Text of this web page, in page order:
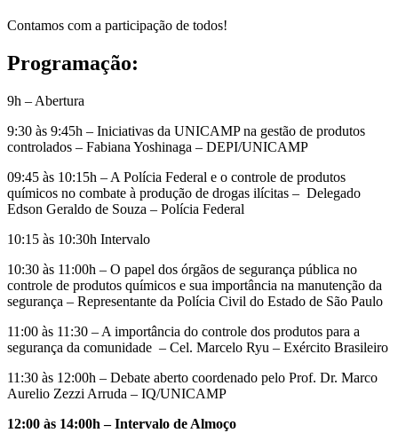
Contamos com a participação de todos!
Programação:
9h – Abertura
9:30 às 9:45h – Iniciativas da UNICAMP na gestão de produtos
controlados – Fabiana Yoshinaga – DEPI/UNICAMP
09:45 às 10:15h – A Polícia Federal e o controle de produtos
químicos no combate à produção de drogas ilícitas – Delegado
Edson Geraldo de Souza – Polícia Federal
10:15 às 10:30h Intervalo
10:30 às 11:00h – O papel dos órgãos de segurança pública no
controle de produtos químicos e sua importância na manutenção da
segurança – Representante da Polícia Civil do Estado de São Paulo
11:00 às 11:30 – A importância do controle dos produtos para a
segurança da comunidade – Cel. Marcelo Ryu – Exército Brasileiro
11:30 às 12:00h – Debate aberto coordenado pelo Prof. Dr. Marco
Aurelio Zezzi Arruda – IQ/UNICAMP
12:00 às 14:00h – Intervalo de Almoço